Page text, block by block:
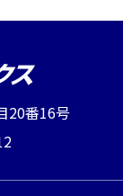
20番16号